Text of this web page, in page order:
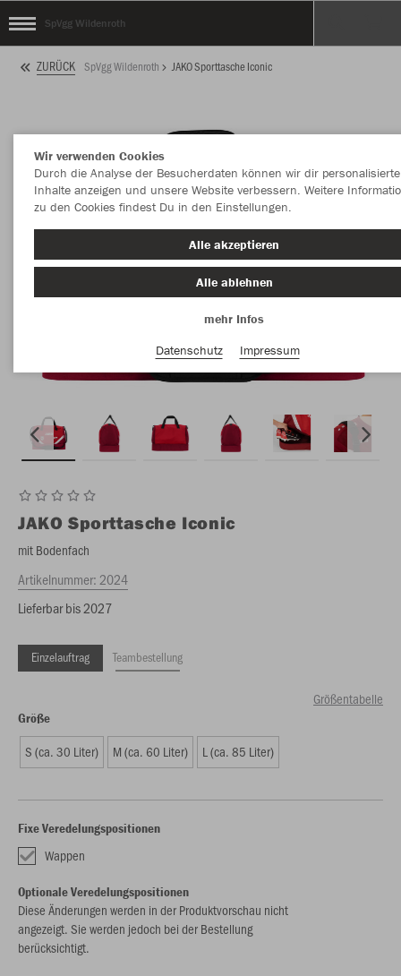
SpVgg Wildenroth
ZURÜCK SpVgg Wildenroth JAKO Sporttasche Iconic
JAKO Sporttasche Iconic
mit Bodenfach
Artikelnummer: 2024
Lieferbar bis 2027
Einzelauftrag Teambestellung
Größentabelle
Größe
S (ca. 30 Liter) M (ca. 60 Liter) L (ca. 85 Liter)
Fixe Veredelungspositionen
Wappen
Optionale Veredelungspositionen
Diese Änderungen werden in der Produktvorschau nicht
angezeigt. Sie werden jedoch bei der Bestellung
berücksichtigt.
Wir verwenden Cookies
Durch die Analyse der Besucherdaten können wir dir personalisierte
Inhalte anzeigen und unsere Website verbessern. Weitere
zu den Cookies findest Du in den Einstellungen.
Alle akzeptieren
Alle ablehnen
mehr Infos
Datenschutz
Impressum